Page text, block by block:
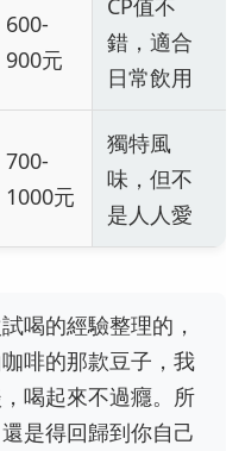
600-
900元
CP值不
錯，適合
日常飲用
700-
1000元
獨特風
味，但不
是人人愛
喝的經驗整理的，
啡的那款豆子，我
喝起來不過癮。所
是得回歸到你自己